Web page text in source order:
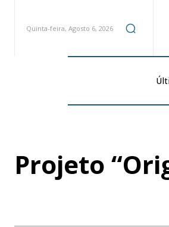
Quinta-feira, Agosto 6, 2026
Projeto